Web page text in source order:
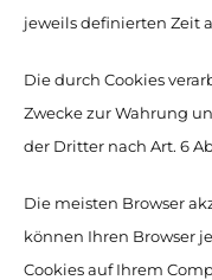
jeweils definierten Zeit
Die durch Cookies
Zwecke zur Wahrung
der Dritter nach Art. 6
Die meisten Browser
können Ihren Browser
Cookies auf Ihrem